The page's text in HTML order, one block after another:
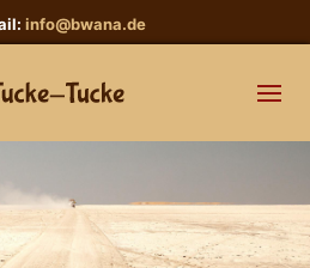
info@bwana.de